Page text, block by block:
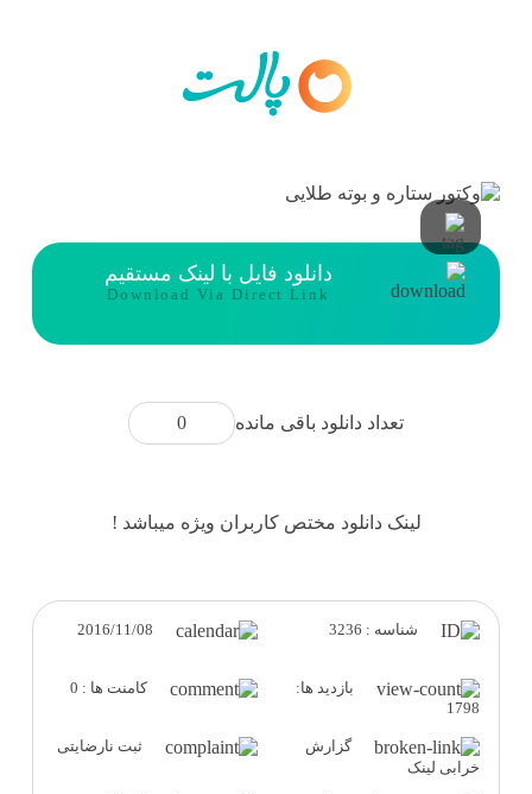
دانلود فایل با لینک مستقیم
Download Via Direct Link
تعداد دانلود باقی مانده 0
لینک دانلود مختص کاربران ویژه میباشد !
شناسه : 3236
بازدید ها:
1798
کامنت ها : 0
گزارش
خرابی لینک
ثبت نارضایتی